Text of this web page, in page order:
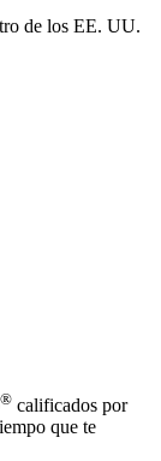
de los EE. UU.
® calificados por
que te